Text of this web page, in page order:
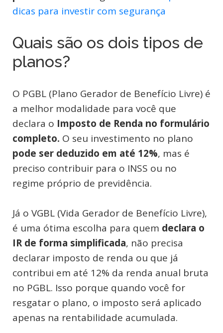
dicas para investir com segurança
Quais são os dois tipos de
planos?
O PGBL (Plano Gerador de Benefício Livre) é
a melhor modalidade para você que
declara o Imposto de Renda no formulário
completo. O seu investimento no plano
pode ser deduzido em até 12%, mas é
preciso contribuir para o INSS ou no
regime próprio de previdência.
Já o VGBL (Vida Gerador de Benefício Livre),
é uma ótima escolha para quem declara o
IR de forma simplificada, não precisa
declarar imposto de renda ou que já
contribui em até 12% da renda anual bruta
no PGBL. Isso porque quando você for
resgatar o plano, o imposto será aplicado
apenas na rentabilidade acumulada.